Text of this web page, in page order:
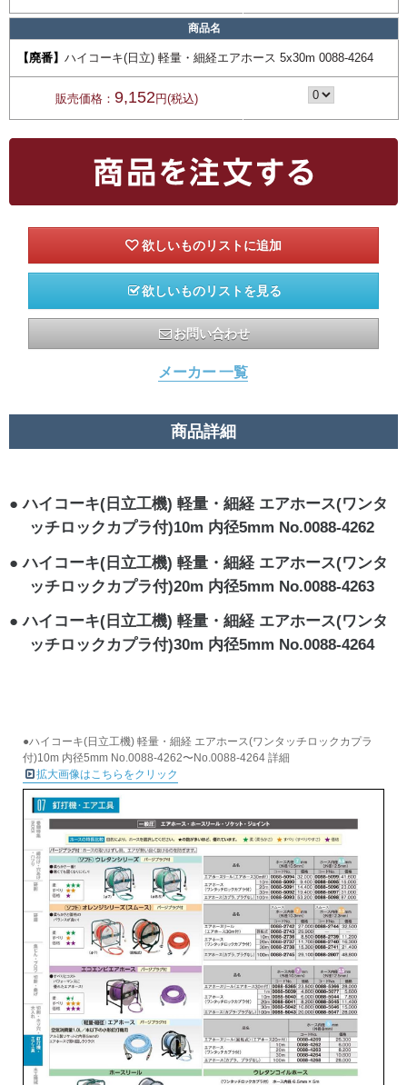
商品名
【廃番】 ハイコーキ(日立) 軽量・細経エアホース 5x30m 0088-4264
販売価格： 9,152 円(税込)
欲しいものリストを見る
お問い合わせ
メーカー 一覧
商品詳細
ハイコーキ(日立工機) 軽量・細経 エアホース(ワンタ
ッチロックカプラ付)10m 内径5mm No.0088-4262
ハイコーキ(日立工機) 軽量・細経 エアホース(ワンタ
ッチロックカプラ付)20m 内径5mm No.0088-4263
ハイコーキ(日立工機) 軽量・細経 エアホース(ワンタ
ッチロックカプラ付)30m 内径5mm No.0088-4264
●ハイコーキ(日立工機) 軽量・細経 エアホース(ワンタッチロックカプラ
付)10m 内径5mm No.0088-4262〜No.0088-4264 詳細
拡大画像はこちらをクリック